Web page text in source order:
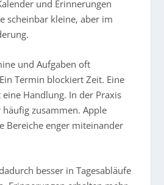
und Erinnerungen
scheinbar kleine, aber im
und Aufgaben oft
Termin blockiert Zeit. Eine
Handlung. In der Praxis
zusammen. Apple
Bereiche enger miteinander
besser in Tagesabläufe